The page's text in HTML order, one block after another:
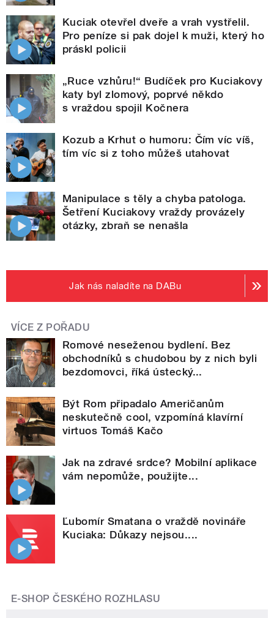
Kuciak otevřel dveře a vrah vystřelil.
Pro peníze si pak dojel k muži, který ho
práskl policii
„Ruce vzhůru!“ Budíček pro Kuciakovy
katy byl zlomový, poprvé někdo
s vraždou spojil Kočnera
Kozub a Krhut o humoru: Čím víc víš,
tím víc si z toho můžeš utahovat
Manipulace s těly a chyba patologa.
Šetření Kuciakovy vraždy provázely
otázky, zbraň se nenašla
Jak nás naladíte na DABu
VÍCE Z POŘADU
Romové neseženou bydlení. Bez
obchodníků s chudobou by z nich byli
bezdomovci, říká ústecký...
Být Rom připadalo Američanům
neskutečně cool, vzpomíná klavírní
virtuos Tomáš Kačo
Jak na zdravé srdce? Mobilní aplikace
vám nepomůže, použijte...
Ľubomír Smatana o vraždě novináře
Kuciaka: Důkazy nejsou....
E-SHOP ČESKÉHO ROZHLASU